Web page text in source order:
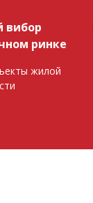
вибор
ринке
жилой